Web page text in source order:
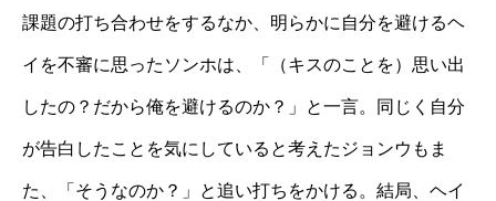
課題の打ち合わせをするなか、明らかに自分を避けるヘ
イを不審に思ったソンホは、「（キスのことを）思い出
したの？だから俺を避けるのか？」と一言。同じく自分
が告白したことを気にしていると考えたジョンウもま
た、「そうなのか？」と追い打ちをかける。結局、ヘイ